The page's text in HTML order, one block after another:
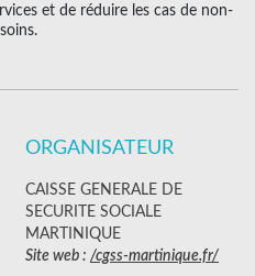
et de réduire les cas de non-
ORGANISATEUR
CAISSE GENERALE DE
SECURITE SOCIALE
MARTINIQUE
Site web : /cgss-martinique.fr/